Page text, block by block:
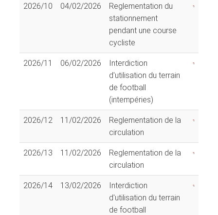
2026/10 04/02/2026
Reglementation du
stationnement
pendant une course
cycliste
2026/11 06/02/2026
Interdiction
d'utilisation du terrain
de football
(intempéries)
2026/12 11/02/2026
Reglementation de la
circulation
2026/13 11/02/2026
Reglementation de la
circulation
2026/14 13/02/2026
Interdiction
d'utilisation du terrain
de football